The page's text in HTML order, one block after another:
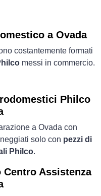
a Ovada
costantemente formati
messi in commercio.
Philco
a Ovada con
solo con pezzi di
Philco.
Assistenza